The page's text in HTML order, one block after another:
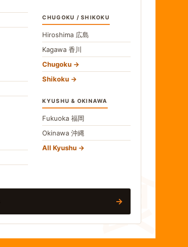
食
CHUGOKU / SHIKOKU
Hiroshima 広島
Kagawa香川
Chugoku
Shikoku
KYUSHU & OKINAWA
Fukuoka福岡
Okinawa沖縄
All Kyushu
→